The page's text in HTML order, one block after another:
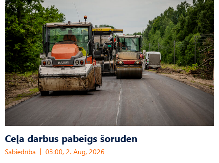
Ceļa darbus pabeigs šoruden
Sabiedrība 03:00, 2. Aug, 2026